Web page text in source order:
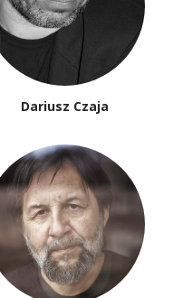
Dariusz Czaja